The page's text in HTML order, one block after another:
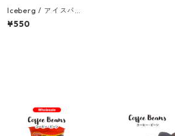
Iceberg / アイスバー
グ (50g)
¥550